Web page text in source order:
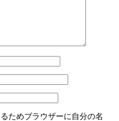
ためブラウザーに自分の名